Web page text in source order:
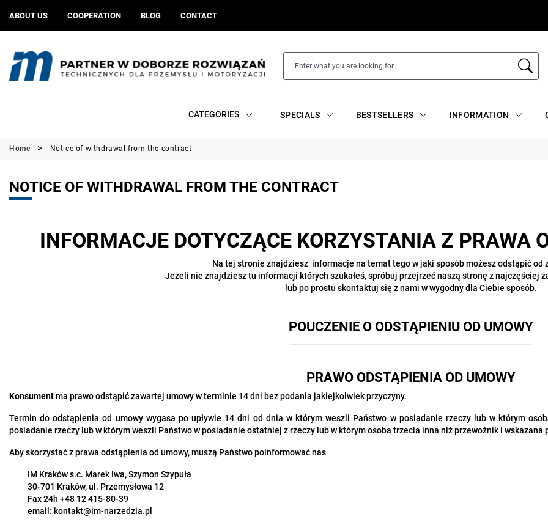
ABOUT US COOPERATION BLOG CONTACT
CATEGORIES SPECIALS BESTSELLERS INFORMATION
Home Notice of withdrawal from the contract
NOTICE OF WITHDRAWAL FROM THE CONTRACT
INFORMACJE DOTYCZĄCE KORZYSTANIA Z PRAWA
Na tej stronie znajdziesz informacje na temat tego w jaki sposób możesz odstąpić od
Jeżeli nie znajdziesz tu informacji których szukałeś, spróbuj przejrzeć naszą stronę z najczęściej
lub po prostu skontaktuj się z nami w wygodny dla Ciebie sposób.
POUCZENIE O ODSTĄPIENIU OD UMOWY
PRAWO ODSTĄPIENIA OD UMOWY
Konsumentma prawo odstąpić zawartej umowy w terminie 14 dni bez podania jakiejkolwiek przyczyny.
Termin do odstąpienia od umowy wygasa po upływie 14 dni od dnia w którym weszli Państwo w posiadanie rzeczy lub w którym
posiadanie rzeczy lub w którym weszli Państwo w posiadanie ostatniej z rzeczy lub w którym osoba trzecia inna niż przewoźnik i wskazana
Aby skorzystać z prawa odstąpienia od umowy, muszą Państwo poinformować nas
IM Kraków s.c. Marek Iwa, Szymon Szypuła
30-701 Kraków, ul. Przemysłowa 12
Fax 24h +48 12 415-80-39
email: kontakt@im-narzedzia.pl